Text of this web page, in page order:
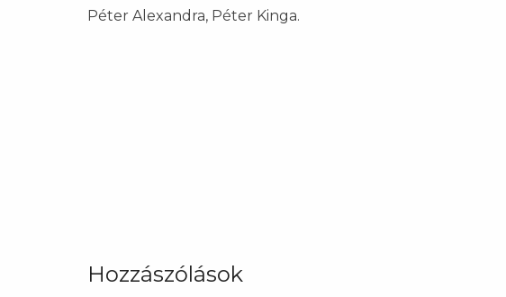
Péter Alexandra, Péter Kinga.
Hozzászólások